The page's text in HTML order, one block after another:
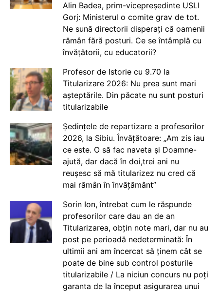
Alin Badea, prim-vicepreședinte USLI
Gorj: Ministerul o comite grav de tot.
Ne sună directorii disperați că oamenii
rămân fără posturi. Ce se întâmplă cu
învățătorii, cu educatorii?
Profesor de Istorie cu 9.70 la
Titularizare 2026: Nu prea sunt mari
așteptările. Din păcate nu sunt posturi
titularizabile
Ședințele de repartizare a profesorilor
2026, la Sibiu. Învățătoare: „Am zis iau
ce este. O să fac naveta și Doamne-
ajută, dar dacă în doi,trei ani nu
reușesc să mă titularizez nu cred că
mai rămân în învățământ”
Sorin Ion, întrebat cum le răspunde
profesorilor care dau an de an
Titularizarea, obțin note mari, dar nu au
post pe perioadă nedeterminată: În
ultimii ani am încercat să ținem cât se
poate de bine sub control posturile
titularizabile / La niciun concurs nu poți
garanta de la început asigurarea unui